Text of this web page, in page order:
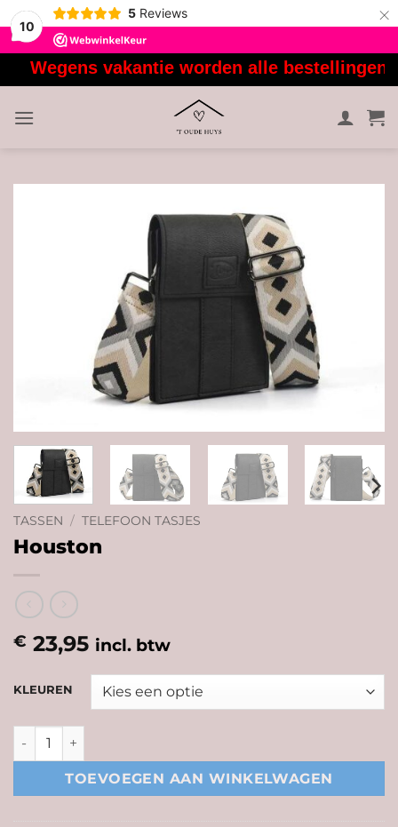
10
5 Reviews ×
naar
inhoud
Wegens vakantie worden alle bestellingen
TASSEN / TELEFOON TASJES
Houston
€ 23,95 incl. btw
KLEUREN
Houston aantal
TOEVOEGEN AAN WINKELWAGEN